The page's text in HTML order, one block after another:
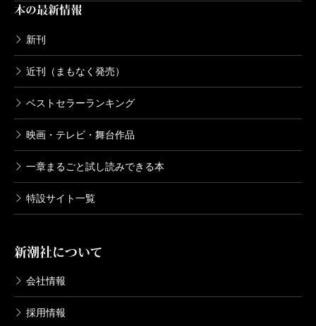
本の最新情報
新刊
近刊（まもなく発売）
ベストセラーランキング
映画・テレビ・舞台作品
一章まるごと試し読みできる本
特設サイト一覧
新潮社について
会社情報
採用情報